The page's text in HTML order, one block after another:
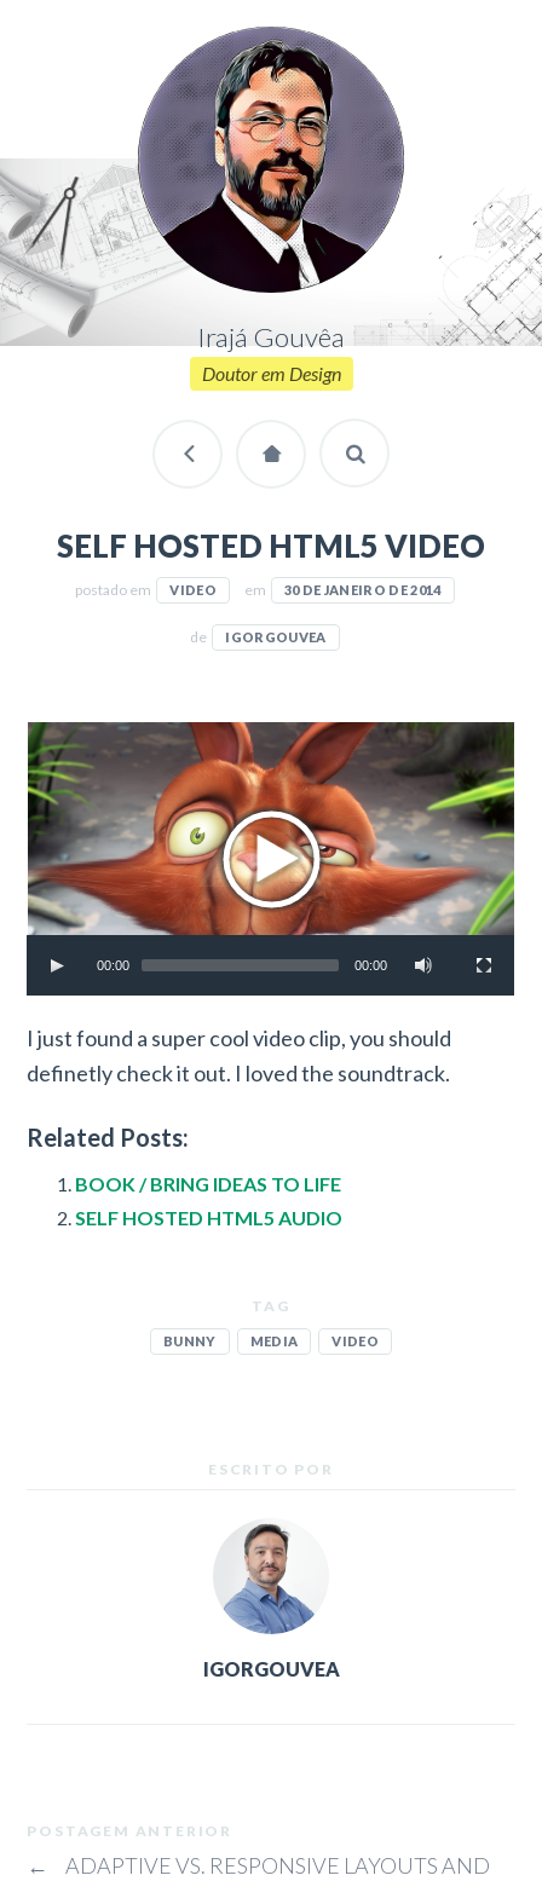
Irajá Gouvêa
Doutor em Design
SELF HOSTED HTML5 VIDEO
postado em VIDEO em 30 DE JANEIRO DE 2014
de IGORGOUVEA
00:00 00:00
I just found a super cool video clip, you should
definetly check it out. I loved the soundtrack.
Related Posts:
BOOK / BRING IDEAS TO LIFE
SELF HOSTED HTML5 AUDIO
TAG
BUNNY MEDIA VIDEO
ESCRITO POR
IGORGOUVEA
POSTAGEM ANTERIOR
←
ADAPTIVE VS. RESPONSIVE LAYOUTS AND